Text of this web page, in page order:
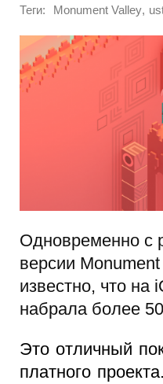
Теги: Monument Valley,
Одновременно с
версии
известно, что на
набрала более
Это отличный
платного